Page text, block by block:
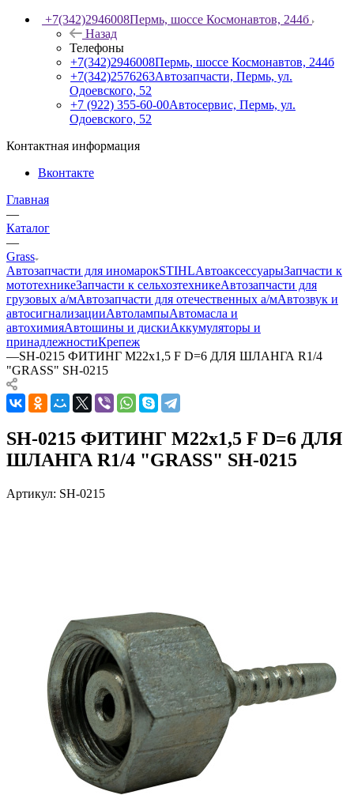
+7(342)2946008Пермь, шоссе Космонавтов, 244б
Назад
Телефоны
+7(342)2946008Пермь, шоссе Космонавтов, 244б
+7(342)2576263Автозапчасти, Пермь, ул.
Одоевского, 52
+7 (922) 355-60-00Автосервис, Пермь, ул.
Одоевского, 52
Контактная информация
Вконтакте
Главная
—
Каталог
—
Grass
Автозапчасти для иномарокSTIHLАвтоаксессуарыЗапчасти к
мототехникеЗапчасти к сельхозтехникеАвтозапчасти для
грузовых а/мАвтозапчасти для отечественных а/мАвтозвук и
автосигнализацииАвтолампыАвтомасла и
автохимияАвтошины и дискиАккумуляторы и
принадлежностиКрепеж
—SH-0215 ФИТИНГ М22х1,5 F D=6 ДЛЯ ШЛАНГА R1/4
"GRASS" SH-0215
SH-0215 ФИТИНГ М22х1,5 F D=6 ДЛЯ
ШЛАНГА R1/4 "GRASS" SH-0215
Артикул: SH-0215